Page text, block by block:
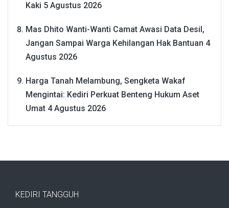
Kaki 5 Agustus 2026
Mas Dhito Wanti-Wanti Camat Awasi Data Desil,
Jangan Sampai Warga Kehilangan Hak Bantuan 4
Agustus 2026
Harga Tanah Melambung, Sengketa Wakaf
Mengintai: Kediri Perkuat Benteng Hukum Aset
Umat 4 Agustus 2026
KEDIRI TANGGUH